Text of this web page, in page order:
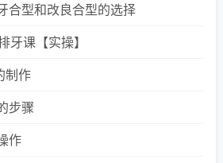
合型和改良合型的选择
牙课【实操】
制作
步骤
作